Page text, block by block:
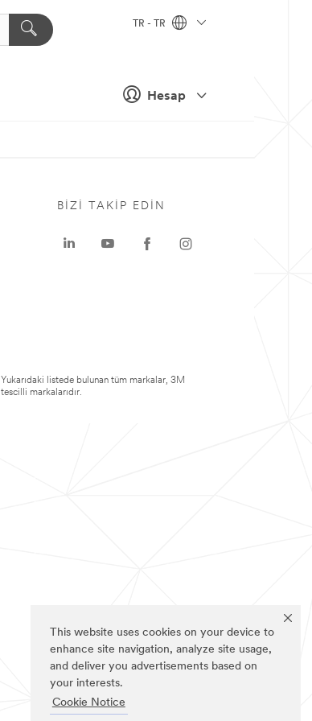
This website uses cookies on your device to
enhance site navigation, analyze site usage,
and deliver you advertisements based on
your interests.
Cookie Notice
Hesap
TR - TR
BIZI TAKIP EDIN
Yukarıdaki listede bulunan tüm markalar, 3M
tescilli markalarıdır.